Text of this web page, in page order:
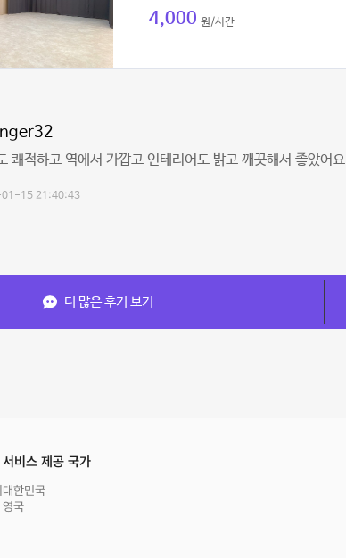
4,000 원/시간
쾌적하고 역에서 가깝고 인테리어도 밝고 깨끗해서 좋았어
15 21:40:43
더 많은 후기 보기
서비스 제공 국가
대한민국
영국